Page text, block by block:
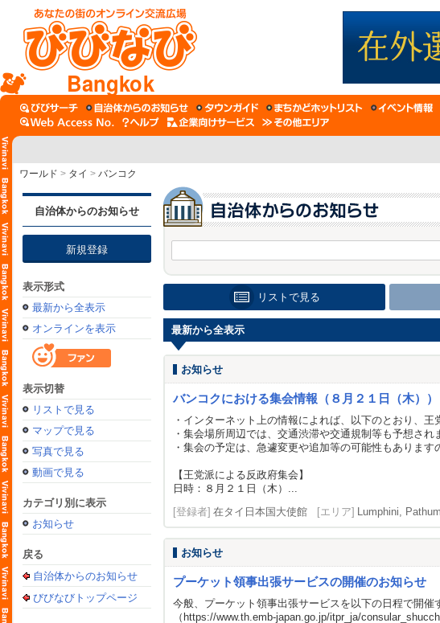
Bangkok
ワールド > タイ > バンコク
自治体からのお知らせ
新規登録
表示形式
最新から全表示
オンラインを表示
表示切替
リストで見る
マップで見る
写真で見る
動画で見る
カテゴリ別に表示
お知らせ
戻る
自治体からのお知らせ
びびなびトップページ
リストで見る
最新から全表示
お知らせ
バンコクにおける集会情報（８月２１日（木））
・インターネット上の情報によれば、以下のとおり、王
・集会場所周辺では、交通渋滞や交通規制等も予想さ
・集会の予定は、急遽変更や追加等の可能性もあります
【王党派による反政府集会】
日時：８月２１日（木）...
[登録者] 在タイ日本国大使館 [エリア] Lumphini,
お知らせ
プーケット領事出張サービスの開催のお知らせ
今般、プーケット領事出張サービスを以下の日程で開催
（ https://www.th.emb-japan.go.jp/itpr_ja/